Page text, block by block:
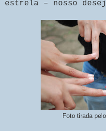
estrela – nosso
Foto tirada